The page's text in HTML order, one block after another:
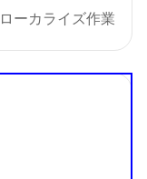
ーカライズ作業